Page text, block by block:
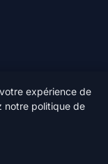
expérience de
notre politique de